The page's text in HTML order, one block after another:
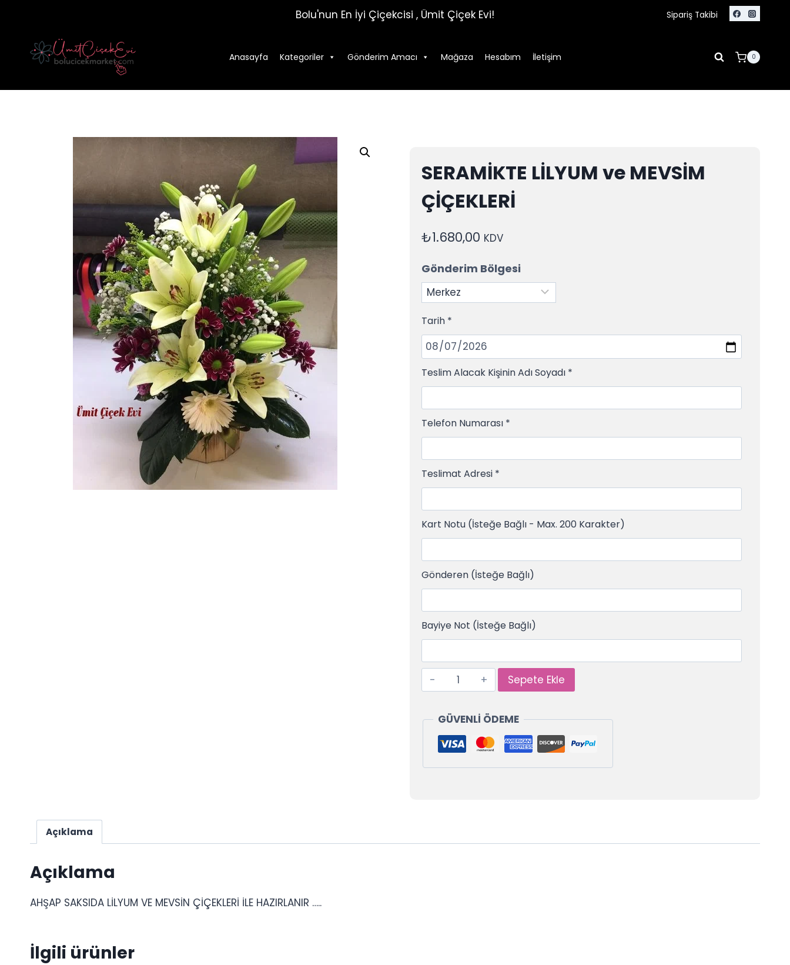
Bolu'nun En İyi Çiçekcisi , Ümit Çiçek Evi! Sipariş Takibi
Anasayfa Kategoriler Gönderim Amacı Mağaza Hesabım İletişim 0
SERAMİKTE LİLYUM ve MEVSİM
ÇİÇEKLERİ
₺1.680,00 KDV
Gönderim Bölgesi
Tarih *
Teslim Alacak Kişinin Adı Soyadı *
Telefon Numarası *
Teslimat Adresi *
Kart Notu (İsteğe Bağlı - Max. 200 Karakter)
Gönderen (İsteğe Bağlı)
Bayiye Not (İsteğe Bağlı)
Sepete Ekle
GÜVENLİ ÖDEME
Açıklama
Açıklama
AHŞAP SAKSIDA LİLYUM VE MEVSİN ÇİÇEKLERİ İLE HAZIRLANIR …..
İlgili ürünler